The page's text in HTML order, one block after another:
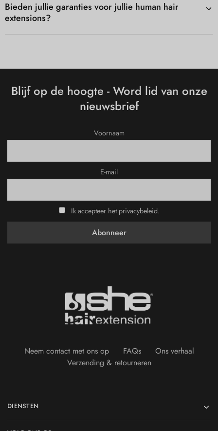
Bieden jullie garanties voor jullie human hair
extensions?
Blijf op de hoogte - Word lid van onze
nieuwsbrief
Voornaam
E-mail
Ik accepteer het privacybeleid.
Neem contact met ons op FAQs
Ons verhaal
Verzending & retourneren
DIENSTEN